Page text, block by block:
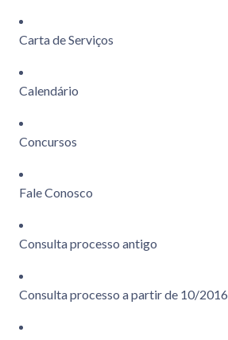
Carta de Serviços
Calendário
Concursos
Fale Conosco
Consulta processo antigo
Consulta processo a partir de 10/2016